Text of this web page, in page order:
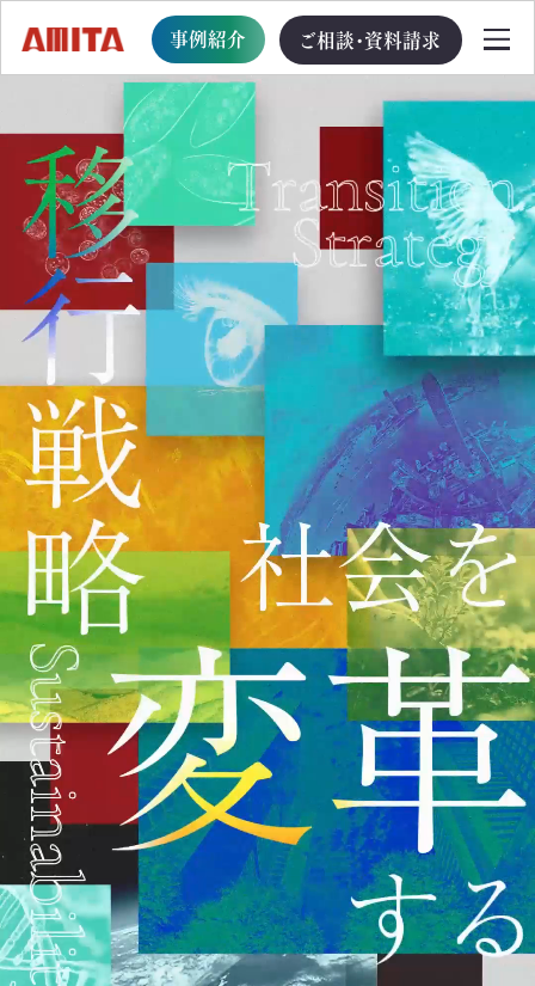
事例紹介 ご相談・資料請求
TOP
サービス一覧
サステナブル経営への移行支援
TOP
循環型事業創出プログラム
ビジョン・戦略・計画策定支援
イニシアチブ対応/情報開示支援
サーキュラーエコノミー
カーボンニュートラル
ネイチャーポジティブ
サステナビリティ教育・研修
循環資源（サーキュラーマテリアル）製造
TOP
スマートファクトリーZEROⅠ
ゼロワン